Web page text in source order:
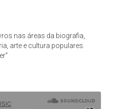
nas áreas da biografia,
arte e cultura populares.